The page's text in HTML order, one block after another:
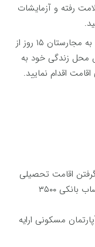
رفته و آزمایشات
به خاطر داشته باشید باید پس از ورود به مجارستان ۱۵ روز از
محل زندگی خود به
اقدام نمایید.
اقامت تحصیلی
گواهی اشتغال به تحصیل ، گواهی حساب بانکی ۳۵۰۰
مسکونی ارایه